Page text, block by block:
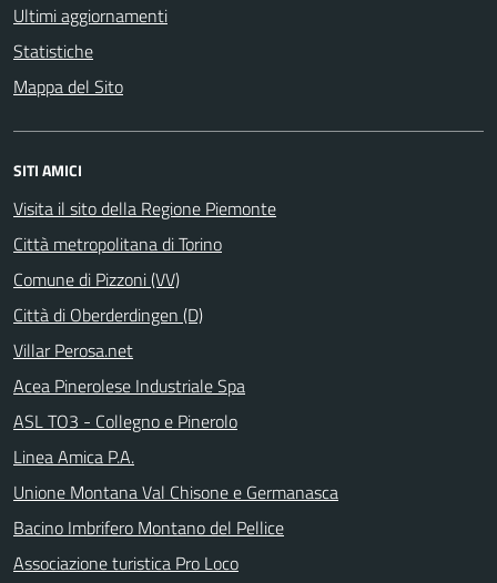
Ultimi aggiornamenti
Statistiche
Mappa del Sito
SITI AMICI
Visita il sito della Regione Piemonte
Città metropolitana di Torino
Comune di Pizzoni (VV)
Città di Oberderdingen (D)
Villar Perosa.net
Acea Pinerolese Industriale Spa
ASL TO3 - Collegno e Pinerolo
Linea Amica P.A.
Unione Montana Val Chisone e Germanasca
Bacino Imbrifero Montano del Pellice
Associazione turistica Pro Loco